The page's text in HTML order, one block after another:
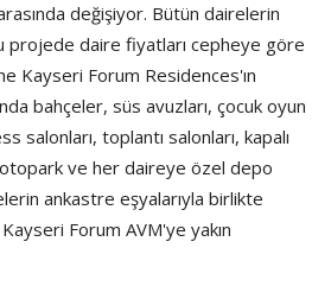
değişiyor. Bütün dairelerin
projede daire fiyatları cepheye göre
Kayseri Forum Residences'ın
bahçeler, süs avuzları, çocuk oyun
salonları, toplantı salonları, kapalı
otopark ve her daireye özel depo
ankastre eşyalarıyla birlikte
Forum AVM'ye yakın